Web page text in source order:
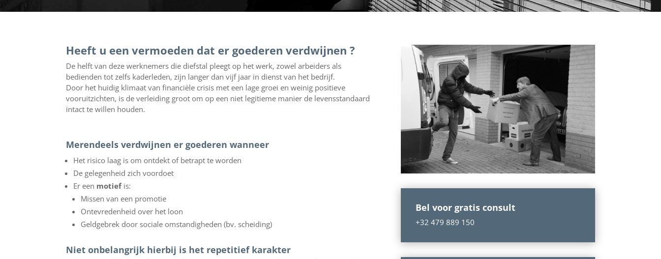
Heeft u een vermoeden dat er goederen verdwijnen ?
De helft van deze werknemers die diefstal pleegt op het werk, zowel arbeiders als
bedienden tot zelfs kaderleden, zijn langer dan vijf jaar in dienst van het bedrijf.
Door het huidig klimaat van financiële crisis met een lage groei en weinig positieve
vooruitzichten, is de verleiding groot om op een niet legitieme manier de levensstandaard
intact te willen houden.
Merendeels verdwijnen er goederen wanneer
Het risico laag is om ontdekt of betrapt te worden
De gelegenheid zich voordoet
Er een motiefis:
Missen van een promotie
Ontevredenheid over het loon
Geldgebrek door sociale omstandigheden (bv. scheiding)
Niet onbelangrijk hierbij is het repetitief karakter
Bel voor gratis consult
+32 479 889 150